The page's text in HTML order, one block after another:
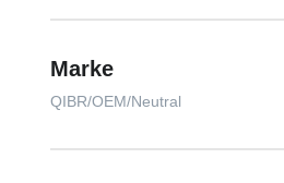
Marke
QIBR/OEM/Neutral